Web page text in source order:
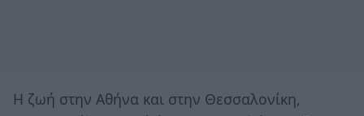
Η ζωή στην Αθήνα και στην Θεσσαλονίκη,